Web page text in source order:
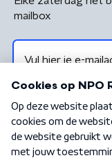
mailbox
Algemene